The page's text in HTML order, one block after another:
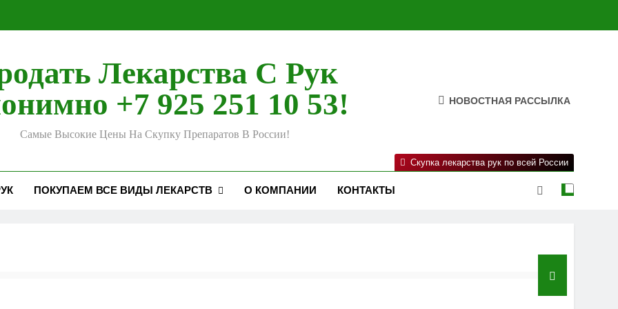
Лекарства С Рук
+7 925 251 10 53!
Самые Высокие Цены На Скупку Препаратов В России!
НОВОСТНАЯ РАССЫЛКА
ПОКУПАЕМ ВСЕ ВИДЫ ЛЕКАРСТВ О КОМПАНИИ КОНТАКТЫ
Скупка лекарства рук по всей России